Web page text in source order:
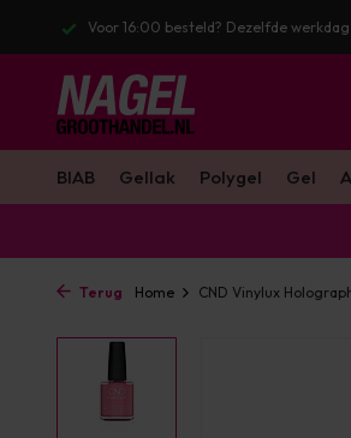
Enorm assortiment & alle
BIAB Gellak Polygel Gel
Terug Home CND Vinylux